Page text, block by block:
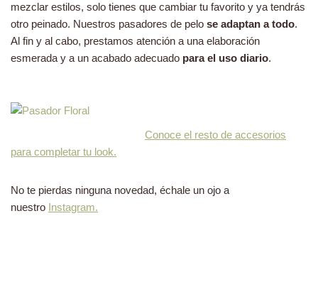
mezclar estilos, solo tienes que cambiar tu favorito y ya tendrás
otro peinado. Nuestros pasadores de pelo se adaptan a todo.
Al fin y al cabo, prestamos atención a una elaboración
esmerada y a un acabado adecuado para el uso diario.
Conoce el resto de accesorios
para completar tu look.
No te pierdas ninguna novedad, échale un ojo a
nuestro Instagram.